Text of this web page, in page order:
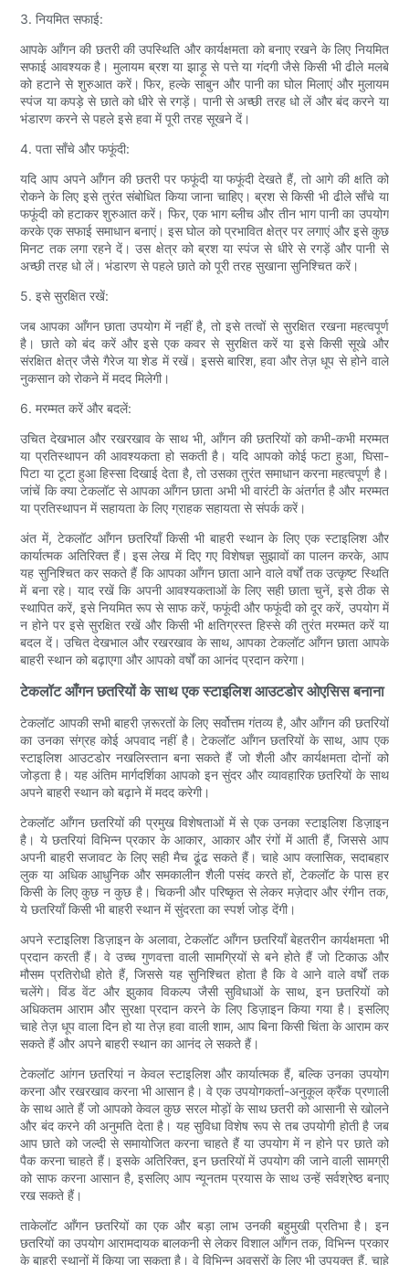
3. नियमित सफाई:
आपके आँगन की छतरी की उपस्थिति और कार्यक्षमता को बनाए रखने के लिए नियमित
सफाई आवश्यक है। मुलायम ब्रश या झाड़ू से पत्ते या गंदगी जैसे किसी भी ढीले मलबे
को हटाने से शुरुआत करें। फिर, हल्के साबुन और पानी का घोल मिलाएं और मुलायम
स्पंज या कपड़े से छाते को धीरे से रगड़ें। पानी से अच्छी तरह धो लें और बंद करने या
भंडारण करने से पहले इसे हवा में पूरी तरह सूखने दें।
4. पता साँचे और फफूंदी:
यदि आप अपने आँगन की छतरी पर फफूंदी या फफूंदी देखते हैं, तो आगे की क्षति को
रोकने के लिए इसे तुरंत संबोधित किया जाना चाहिए। ब्रश से किसी भी ढीले साँचे या
फफूंदी को हटाकर शुरुआत करें। फिर, एक भाग ब्लीच और तीन भाग पानी का उपयोग
करके एक सफाई समाधान बनाएं। इस घोल को प्रभावित क्षेत्र पर लगाएं और इसे कुछ
मिनट तक लगा रहने दें। उस क्षेत्र को ब्रश या स्पंज से धीरे से रगड़ें और पानी से
अच्छी तरह धो लें। भंडारण से पहले छाते को पूरी तरह सुखाना सुनिश्चित करें।
5. इसे सुरक्षित रखें:
जब आपका आँगन छाता उपयोग में नहीं है, तो इसे तत्वों से सुरक्षित रखना महत्वपूर्ण
है। छाते को बंद करें और इसे एक कवर से सुरक्षित करें या इसे किसी सूखे और
संरक्षित क्षेत्र जैसे गैरेज या शेड में रखें। इससे बारिश, हवा और तेज़ धूप से होने वाले
नुकसान को रोकने में मदद मिलेगी।
6. मरम्मत करें और बदलें:
उचित देखभाल और रखरखाव के साथ भी, आँगन की छतरियों को कभी-कभी मरम्मत
या प्रतिस्थापन की आवश्यकता हो सकती है। यदि आपको कोई फटा हुआ, घिसा-
पिटा या टूटा हुआ हिस्सा दिखाई देता है, तो उसका तुरंत समाधान करना महत्वपूर्ण है।
जांचें कि क्या टेकलॉट से आपका आँगन छाता अभी भी वारंटी के अंतर्गत है और मरम्मत
या प्रतिस्थापन में सहायता के लिए ग्राहक सहायता से संपर्क करें।
अंत में, टेकलॉट आँगन छतरियाँ किसी भी बाहरी स्थान के लिए एक स्टाइलिश और
कार्यात्मक अतिरिक्त हैं। इस लेख में दिए गए विशेषज्ञ सुझावों का पालन करके, आप
यह सुनिश्चित कर सकते हैं कि आपका आँगन छाता आने वाले वर्षों तक उत्कृष्ट स्थिति
में बना रहे। याद रखें कि अपनी आवश्यकताओं के लिए सही छाता चुनें, इसे ठीक से
स्थापित करें, इसे नियमित रूप से साफ करें, फफूंदी और फफूंदी को दूर करें, उपयोग में
न होने पर इसे सुरक्षित रखें और किसी भी क्षतिग्रस्त हिस्से की तुरंत मरम्मत करें या
बदल दें। उचित देखभाल और रखरखाव के साथ, आपका टेकलॉट आँगन छाता आपके
बाहरी स्थान को बढ़ाएगा और आपको वर्षों का आनंद प्रदान करेगा।
टेकलॉट आँगन छतरियों के साथ एक स्टाइलिश आउटडोर ओएसिस बनाना
टेकलॉट आपकी सभी बाहरी ज़रूरतों के लिए सर्वोत्तम गंतव्य है, और आँगन की छतरियों
का उनका संग्रह कोई अपवाद नहीं है। टेकलॉट आँगन छतरियों के साथ, आप एक
स्टाइलिश आउटडोर नखलिस्तान बना सकते हैं जो शैली और कार्यक्षमता दोनों को
जोड़ता है। यह अंतिम मार्गदर्शिका आपको इन सुंदर और व्यावहारिक छतरियों के साथ
अपने बाहरी स्थान को बढ़ाने में मदद करेगी।
टेकलॉट आँगन छतरियों की प्रमुख विशेषताओं में से एक उनका स्टाइलिश डिज़ाइन
है। ये छतरियां विभिन्न प्रकार के आकार, आकार और रंगों में आती हैं, जिससे आप
अपनी बाहरी सजावट के लिए सही मैच ढूंढ सकते हैं। चाहे आप क्लासिक, सदाबहार
लुक या अधिक आधुनिक और समकालीन शैली पसंद करते हों, टेकलॉट के पास हर
किसी के लिए कुछ न कुछ है। चिकनी और परिष्कृत से लेकर मज़ेदार और रंगीन तक,
ये छतरियाँ किसी भी बाहरी स्थान में सुंदरता का स्पर्श जोड़ देंगी।
अपने स्टाइलिश डिज़ाइन के अलावा, टेकलॉट आँगन छतरियाँ बेहतरीन कार्यक्षमता भी
प्रदान करती हैं। वे उच्च गुणवत्ता वाली सामग्रियों से बने होते हैं जो टिकाऊ और
मौसम प्रतिरोधी होते हैं, जिससे यह सुनिश्चित होता है कि वे आने वाले वर्षों तक
चलेंगे। विंड वेंट और झुकाव विकल्प जैसी सुविधाओं के साथ, इन छतरियों को
अधिकतम आराम और सुरक्षा प्रदान करने के लिए डिज़ाइन किया गया है। इसलिए
चाहे तेज़ धूप वाला दिन हो या तेज़ हवा वाली शाम, आप बिना किसी चिंता के आराम कर
सकते हैं और अपने बाहरी स्थान का आनंद ले सकते हैं।
टेकलॉट आंगन छतरियां न केवल स्टाइलिश और कार्यात्मक हैं, बल्कि उनका उपयोग
करना और रखरखाव करना भी आसान है। वे एक उपयोगकर्ता-अनुकूल क्रैंक प्रणाली
के साथ आते हैं जो आपको केवल कुछ सरल मोड़ों के साथ छतरी को आसानी से खोलने
और बंद करने की अनुमति देता है। यह सुविधा विशेष रूप से तब उपयोगी होती है जब
आप छाते को जल्दी से समायोजित करना चाहते हैं या उपयोग में न होने पर छाते को
पैक करना चाहते हैं। इसके अतिरिक्त, इन छतरियों में उपयोग की जाने वाली सामग्री
को साफ करना आसान है, इसलिए आप न्यूनतम प्रयास के साथ उन्हें सर्वश्रेष्ठ बनाए
रख सकते हैं।
ताकेलॉट आँगन छतरियों का एक और बड़ा लाभ उनकी बहुमुखी प्रतिभा है। इन
छतरियों का उपयोग आरामदायक बालकनी से लेकर विशाल आँगन तक, विभिन्न प्रकार
के बाहरी स्थानों में किया जा सकता है। वे विभिन्न अवसरों के लिए भी उपयुक्त हैं, चाहे